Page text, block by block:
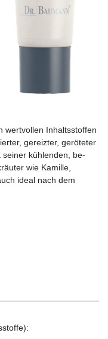
wertvollen Inhaltsstoffen
gereizter, geröteter
seiner kühlenden, be­
wie Kamille,
ideal nach dem